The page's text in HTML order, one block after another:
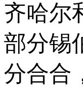
齐哈尔
部分锡
分合合